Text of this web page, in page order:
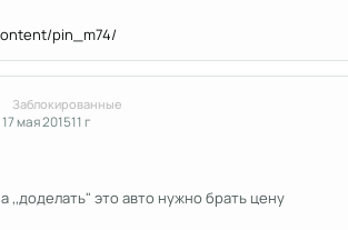
pin_m74/
Заблокированные
17 мая 201511 г
,,доделать" это авто нужно брать цену